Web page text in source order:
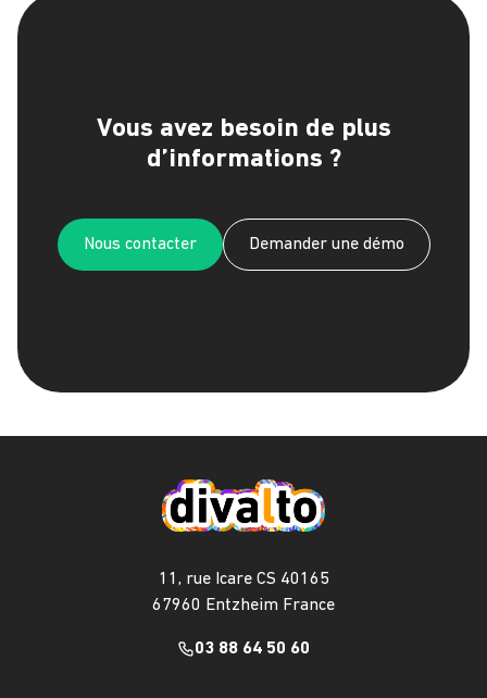
Vous avez besoin de plus
d’informations ?
Nous contacter Demander une démo
11, rue Icare CS 40165
67960 Entzheim France
03 88 64 50 60